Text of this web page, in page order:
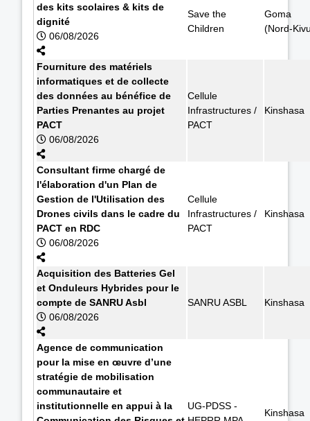
des kits scolaires & kits de
dignité
06/08/2026
Save the
Children
Goma
(Nord-
Fourniture des matériels
informatiques et de collecte
des données au bénéfice de
Parties Prenantes au projet
PACT
06/08/2026
Cellule
Infrastructures /
PACT
Kinshasa
Consultant firme chargé de
l'élaboration d'un Plan de
Gestion de l'Utilisation des
Drones civils dans le cadre du
PACT en RDC
06/08/2026
Cellule
Infrastructures /
PACT
Kinshasa
Acquisition des Batteries Gel
et Onduleurs Hybrides pour le
compte de SANRU Asbl
06/08/2026
SANRU ASBL Kinshasa
Agence de communication
pour la mise en œuvre d’une
stratégie de mobilisation
communautaire et
institutionnelle en appui à la
UG-PDSS -
Kinshasa